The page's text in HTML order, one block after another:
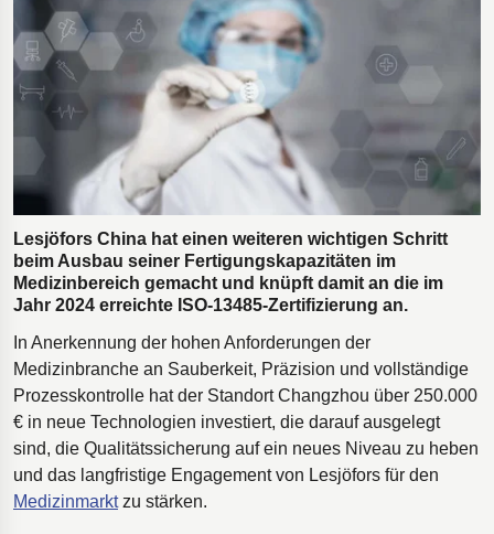
Bohrgeräte für die Öl- und Gasförderung
Tumbl Trak Schwingboden
Easyrig Kamera-Stative
Feal Rampensystem
Polestar 2 Fahrwerksfedern
Öhlins Motorrad-Federn
Lesjöfors China hat einen weiteren wichtigen Schritt
beim Ausbau seiner Fertigungskapazitäten im
Medizinbereich gemacht und knüpft damit an die im
Jahr 2024 erreichte ISO-13485-Zertifizierung an.
In Anerkennung der hohen Anforderungen der
Medizinbranche an Sauberkeit, Präzision und vollständige
Prozesskontrolle hat der Standort Changzhou über 250.000
€ in neue Technologien investiert, die darauf ausgelegt
sind, die Qualitätssicherung auf ein neues Niveau zu heben
und das langfristige Engagement von Lesjöfors für den
Medizinmarktzu stärken.